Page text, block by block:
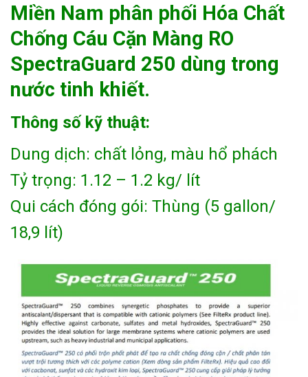
Miền Nam phân phối Hóa Chất
Chống Cáu Cặn Màng RO
SpectraGuard 250 dùng trong
nước tinh khiết.
Thông số kỹ thuật:
Dung dịch: chất lỏng, màu hổ phách
Tỷ trọng: 1.12 – 1.2 kg/ lít
Qui cách đóng gói: Thùng (5 gallon/
18,9 lít)